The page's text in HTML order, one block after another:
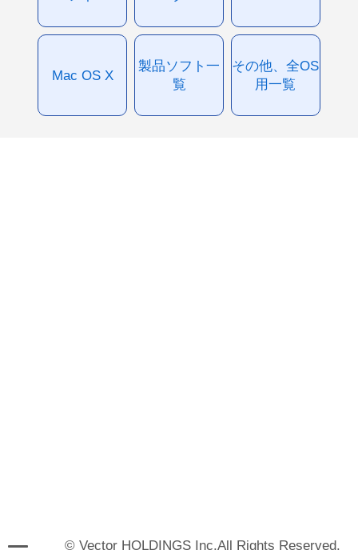
Mac OS X
製品ソフト一
覧
その他、全OS
用一覧
© Vector HOLDINGS Inc.All Rights Reserved.